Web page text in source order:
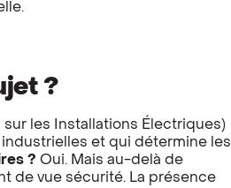
?
sur les Installations Électriques)
et qui détermine les
? Oui. Mais au-delà de
de vue sécurité. La présence